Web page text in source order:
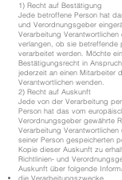
1) Recht auf Bestätigung
Jede betroffene Person hat
und Verordnungsgeber
Verarbeitung
verlangen, ob sie betreffende
verarbeitet werden. Möchte
Bestätigungsrecht in
jederzeit an einen Mitarbeiter
Verantwortlichen wenden.
2) Recht auf Auskunft
Jede von der Verarbeitung
Person hat das vom
Verordnungsgeber gewährte
Verarbeitung
seiner Person gespeicherten
Kopie dieser Auskunft zu
Richtlinien- und
Auskunft über folgende
die Verarbeitungszwecke